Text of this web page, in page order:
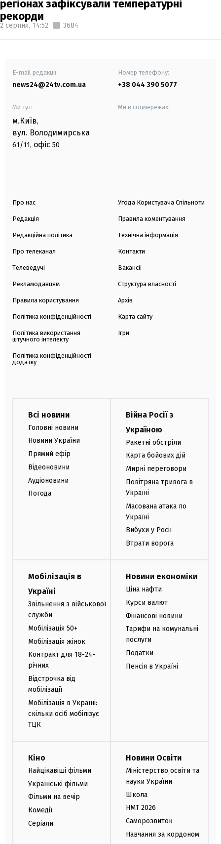
регіонах зафіксували температурні
рекорди
2 серпня, 14:52 3684
E-mail редакції
news24@24tv.com.ua
Номер телефону:
+38 044 390 5077
Ми тут:
м.Київ,
вул. Володимирська
61/11, офіс 50
Ми в соцмережах:
Про нас
Редакція
Редакційна політика
Про телеканал
Телеведучі
Рекламодавцям
Правила користування
Політика конфіденційності
Політика використання
штучного інтелекту
Політика конфіденційності
додатку
Угода Користувача Спільноти
Правила коментування
Технічна інформація
Контакти
Вакансії
Структура власності
Архів
Карта сайту
Ігри
Всі новини
Головні новини
Новини України
Прямий ефір
Відеоновини
Аудіоновини
Погода
Війна Росії з
Україною
Ракетні обстріли
Карта бойових дій
Мирні переговори
Повітряна тривога в
Україні
Масована атака по
Україні
Вибухи у Росії
Втрати ворога
Мобілізація в
Україні
Звільнення з військової
служби
Мобілізація 50+
Мобілізація жінок
Контракт для 18-24-
річних
Відстрочка від
мобілізації
Мобілізація в Україні:
скільки осіб мобілізує
ТЦК
Новини економіки
Ціна нафти
Курси валют
Фінансові новини
Тарифи на комунальні
послуги
Податки
Пенсія в Україні
Кіно
Найцікавіші фільми
Українські фільми
Фільми на вечір
Комедії
Серіали
Новини Освіти
Міністерство освіти та
науки України
Школа
НМТ 2026
Саморозвиток
Навчання за кордоном